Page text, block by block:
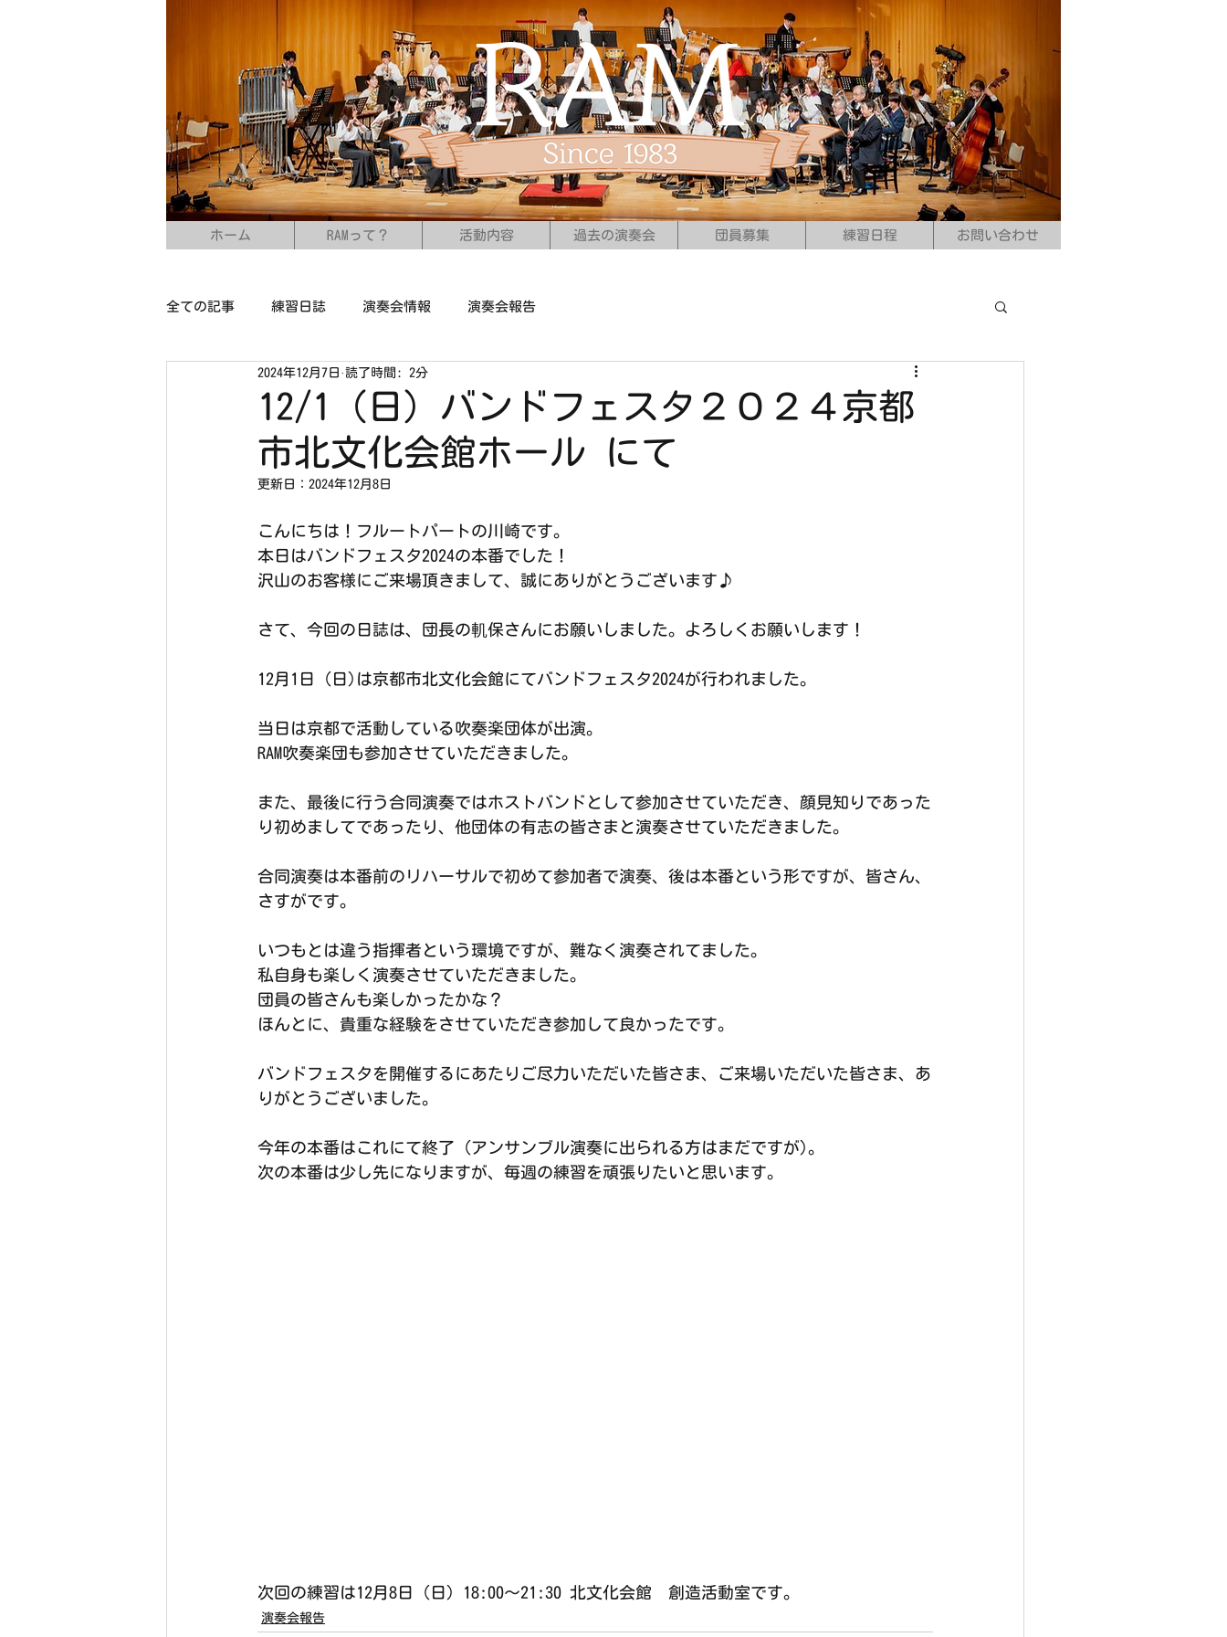
ホーム RAMって？ 活動内容 過去の演奏会 団員募集 練習日程 お問い合わせ
全ての記事 練習日誌 演奏会情報 演奏会報告
12/1（日）バンドフェスタ２０２４京都
市北文化会館ホール にて
2024年12月7日 読了時間: 2分
更新日： 2024年12月8日
こんにちは！フルートパートの川崎です。
本日はバンドフェスタ2024の本番でした！
沢山のお客様にご来場頂きまして、誠にありがとうございます♪
さて、今回の日誌は、団長の䡄保さんにお願いしました。よろしくお願いします！
12月1日（日)は京都市北文化会館にてバンドフェスタ2024が行われました。
当日は京都で活動している吹奏楽団体が出演。
RAM吹奏楽団も参加させていただきました。
また、最後に行う合同演奏ではホストバンドとして参加させていただき、顔見知りであった
り初めましてであったり、他団体の有志の皆さまと演奏させていただきました。
合同演奏は本番前のリハーサルで初めて参加者で演奏、後は本番という形ですが、皆さん、
さすがです。
いつもとは違う指揮者という環境ですが、難なく演奏されてました。
私自身も楽しく演奏させていただきました。
団員の皆さんも楽しかったかな？
ほんとに、貴重な経験をさせていただき参加して良かったです。
バンドフェスタを開催するにあたりご尽力いただいた皆さま、ご来場いただいた皆さま、あ
りがとうございました。
今年の本番はこれにて終了（アンサンブル演奏に出られる方はまだですが)。
次の本番は少し先になりますが、毎週の練習を頑張りたいと思います。
次回の練習は12月8日（日）18:00〜21:30 北文化会館　創造活動室です。
演奏会報告